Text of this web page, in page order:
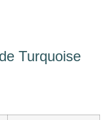
Turquoise